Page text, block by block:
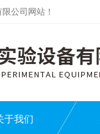
公司网站！
于我们